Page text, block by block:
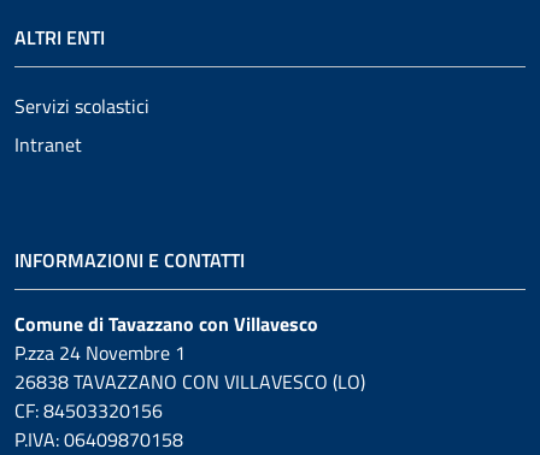
ALTRI ENTI
Servizi scolastici
Intranet
INFORMAZIONI E CONTATTI
Comune di Tavazzano con Villavesco
P.zza 24 Novembre 1
26838 TAVAZZANO CON VILLAVESCO (LO)
CF: 84503320156
P.IVA: 06409870158